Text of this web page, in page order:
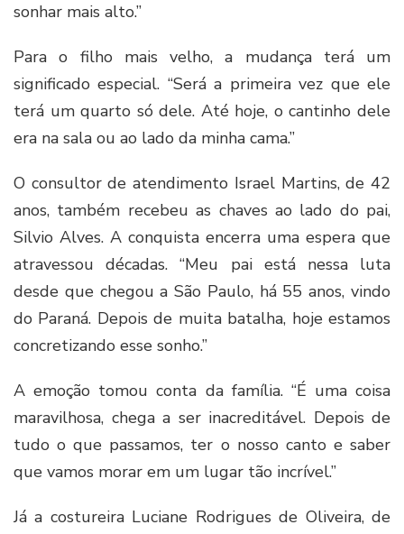
sonhar mais alto.”
Para o filho mais velho, a mudança terá um
significado especial. “Será a primeira vez que ele
terá um quarto só dele. Até hoje, o cantinho dele
era na sala ou ao lado da minha cama.”
O consultor de atendimento Israel Martins, de 42
anos, também recebeu as chaves ao lado do pai,
Silvio Alves. A conquista encerra uma espera que
atravessou décadas. “Meu pai está nessa luta
desde que chegou a São Paulo, há 55 anos, vindo
do Paraná. Depois de muita batalha, hoje estamos
concretizando esse sonho.”
A emoção tomou conta da família. “É uma coisa
maravilhosa, chega a ser inacreditável. Depois de
tudo o que passamos, ter o nosso canto e saber
que vamos morar em um lugar tão incrível.”
Já a costureira Luciane Rodrigues de Oliveira, de